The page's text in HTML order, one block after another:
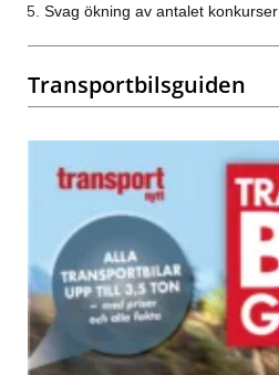
Svag ökning av antalet konkurser
Transportbilsguiden